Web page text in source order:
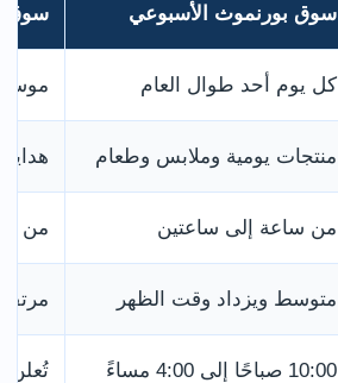
سوق بورنموث الأسبوعي سوق
كل يوم أحد طوال العام
منتجات يومية وملابس وطعام
من ساعة إلى ساعتين من
متوسط ويزداد وقت الظهر
10:00 صباحًا إلى 4:00 مساءً